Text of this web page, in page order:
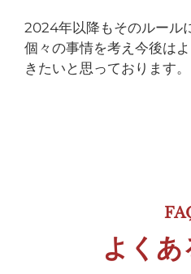
2024年以降もそのルール
個々の事情を考え今後は
きたいと思っております。
よくあ